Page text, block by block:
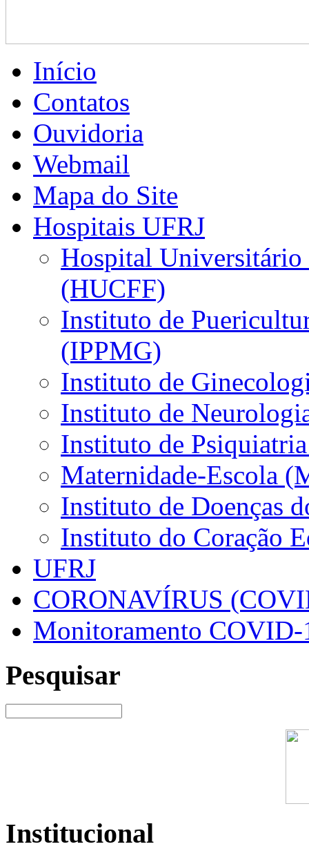
Início
Contatos
Ouvidoria
Webmail
Mapa do Site
Hospitais UFRJ
Hospital
(HUCFF)
Instituto de
(IPPMG)
Instituto de
Instituto de
Instituto de
Maternidade-Escola
Instituto de Doenças
Instituto do Coração
UFRJ
CORONAVÍRUS
Monitoramento COVID-
Pesquisar
Institucional